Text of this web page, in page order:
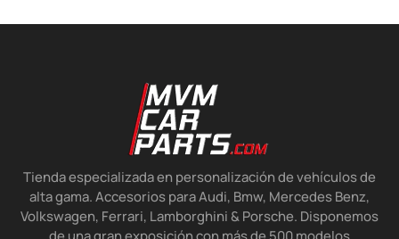
Tienda especializada en personalización de vehículos de
alta gama. Accesorios para Audi, Bmw, Mercedes Benz,
Volkswagen, Ferrari, Lamborghini & Porsche. Disponemos